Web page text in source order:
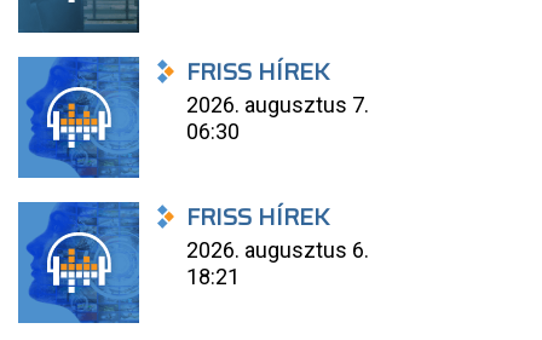
FRISS HÍREK
2026. augusztus 7.
06:30
FRISS HÍREK
2026. augusztus 6.
18:21